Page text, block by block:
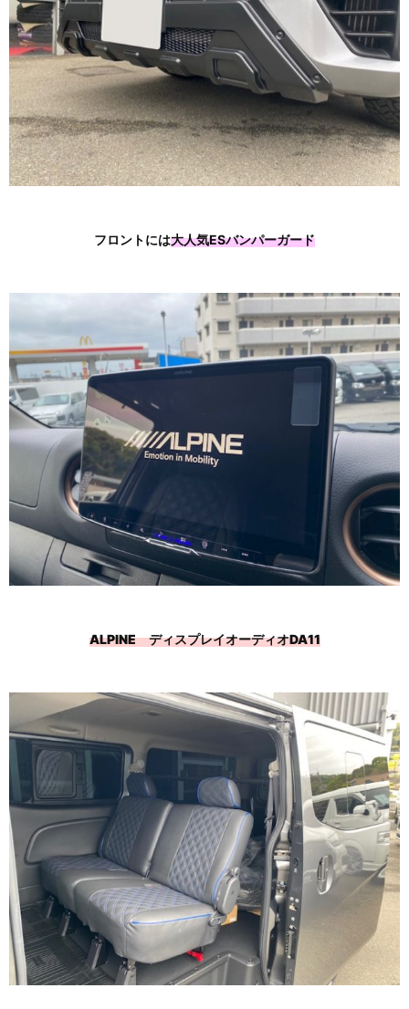
フロントには大人気ESバンパーガード
ALPINE ディスプレイオーディオDA11